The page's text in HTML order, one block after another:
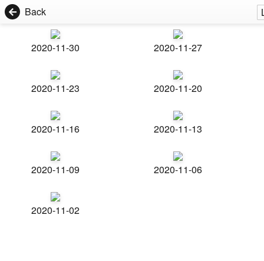
Back
2020-11-30 2020-11-27
2020-11-23 2020-11-20
2020-11-16 2020-11-13
2020-11-09 2020-11-06
2020-11-02